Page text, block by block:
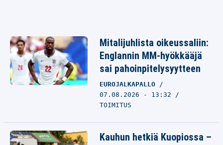
Mitalijuhlista oikeussaliin:
Englannin MM-hyökkääjä
sai pahoinpitelysyytteen
EUROJALKAPALLO
07.08.2026 - 13:32
TOIMITUS
Kauhun hetkiä Kuopiossa –